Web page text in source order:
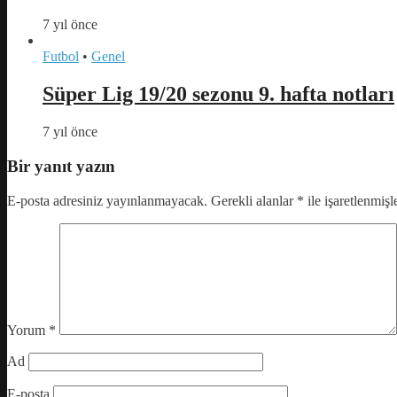
7 yıl önce
Futbol • Genel
Süper Lig 19/20 sezonu 9. hafta notları
7 yıl önce
Bir yanıt yazın
E-posta adresiniz yayınlanmayacak. Gerekli alanlar * ile
Yorum *
Ad
E-posta